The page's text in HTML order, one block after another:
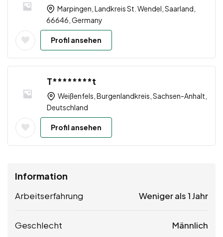
Marpingen, Landkreis St. Wendel, Saarland,
66646, Germany
Profil ansehen
T********t
Weißenfels, Burgenlandkreis, Sachsen-Anhalt,
Deutschland
Profil ansehen
Information
Arbeitserfahrung Weniger als 1 Jahr
Geschlecht Männlich